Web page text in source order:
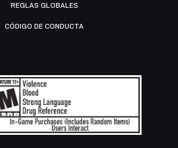
REGLAS GLOBALES
CÓDIGO DE CONDUCTA